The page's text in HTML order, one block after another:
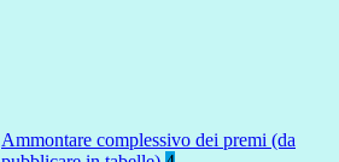
Ammontare complessivo dei premi (da